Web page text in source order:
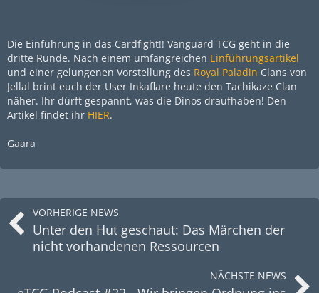
Die Einführung in das Cardfight!! Vanguard TCG geht in die
dritte Runde. Nach einem umfangreichen Einführungsartikel
und einer gelungenen Vorstellung des Royal Paladin Clans von
Jellal brint euch der User Inkaflare heute den Tachikaze Clan
näher. Ihr dürft gespannt, was die Dinos draufhaben! Den
Artikel findet ihr HIER.
Gaara
VORHERIGE NEWS
Unter den Hut geschaut: Das Märchen der
nicht vorhandenen Ressourcen
NÄCHSTE NEWS